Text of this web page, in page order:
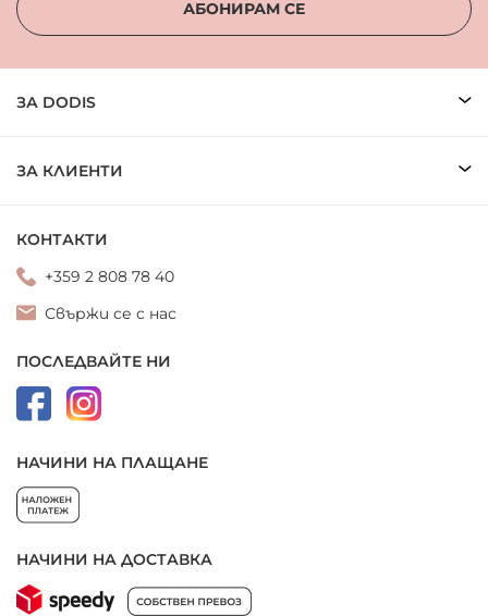
АБОНИРАМ СЕ
ЗА DODIS
ЗА КЛИЕНТИ
КОНТАКТИ
+359 2 808 78 40
Свържи се с нас
ПОСЛЕДВАЙТЕ НИ
НАЧИНИ НА ПЛАЩАНЕ
НАЧИНИ НА ДОСТАВКА